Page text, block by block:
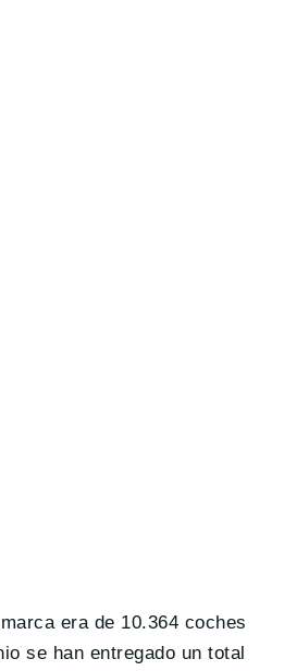
era de 10.364 coches
se han entregado un total